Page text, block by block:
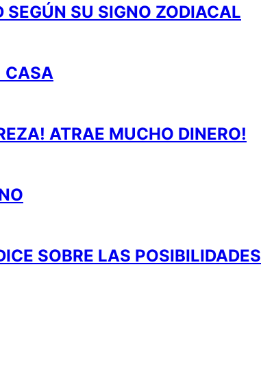
SEGÚN SU SIGNO ZODIACAL
CASA
ATRAE MUCHO DINERO!
SOBRE LAS POSIBILIDADES